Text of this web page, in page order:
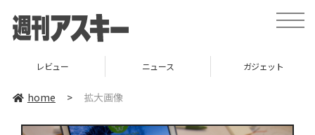
toggle
レビュー ニュース ガジェット
home > 拡大画像